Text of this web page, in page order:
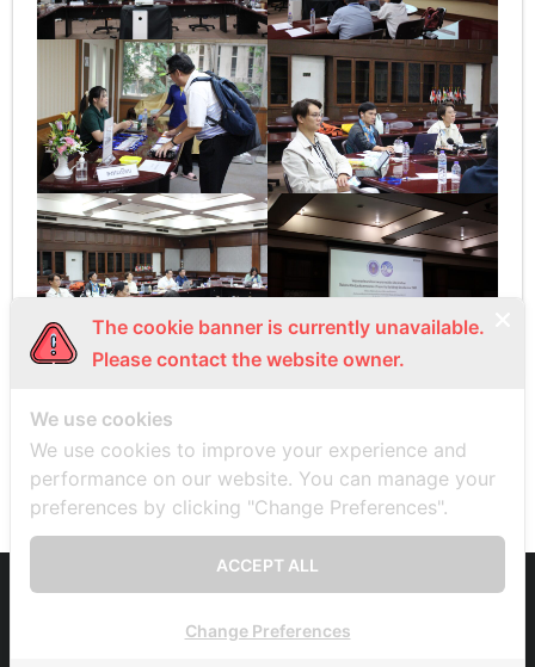
NEXT
The cookie banner is currently unavailable.
Please contact the website owner.
We use cookies
We use cookies to improve your experience and
performance on our website. You can manage your
preferences by clicking "Change Preferences".
ACCEPT ALL
Change Preferences